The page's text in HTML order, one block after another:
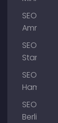
SEO
Ammersee
SEO
Starnberg
SEO
Hamburg
SEO
Berlin